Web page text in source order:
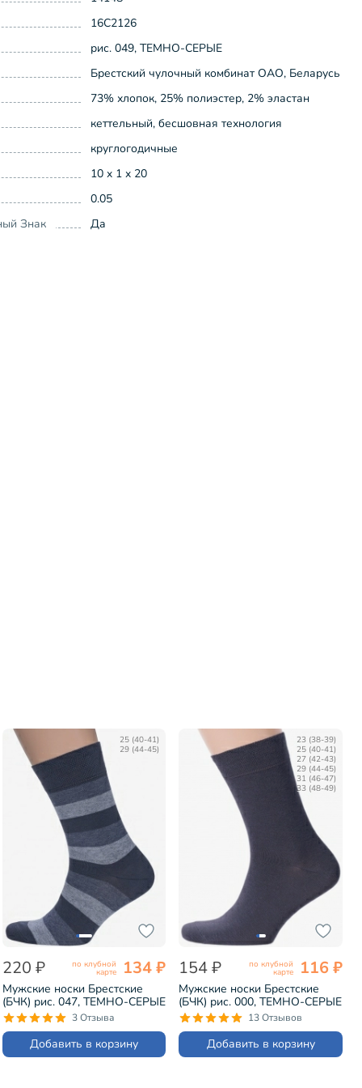
16С2126
рис. 049, ТЕМНО-СЕРЫЕ
Брестский чулочный комбинат ОАО, Беларусь
73% хлопок, 25% полиэстер, 2% эластан
кеттельный, бесшовная технология
круглогодичные
10 x 1 x 20
0.05
Знак
Да
25 (40-41)
29 (44-45)
220 ₽ по клубной
карте 134 ₽
Мужские носки Брестские
(БЧК) рис. 047, ТЕМНО-СЕРЫЕ
(15С2125)
3 Отзыва
Добавить в корзину
23 (38-39)
25 (40-41)
27 (42-43)
29 (44-45)
31 (46-47)
33 (48-49)
154 ₽ по клубной
карте 116 ₽
Мужские носки Брестские
(БЧК) рис. 000, ТЕМНО-СЕРЫЕ
(14С2122)
13 Отзывов
Добавить в корзину